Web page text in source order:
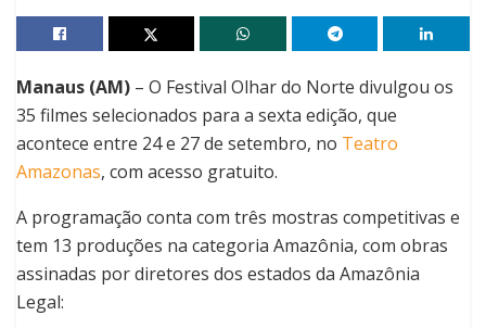
Manaus (AM) – O Festival Olhar do Norte divulgou os
35 filmes selecionados para a sexta edição, que
acontece entre 24 e 27 de setembro, no Teatro
Amazonas, com acesso gratuito.
A programação conta com três mostras competitivas e
tem 13 produções na categoria Amazônia, com obras
assinadas por diretores dos estados da Amazônia
Legal: